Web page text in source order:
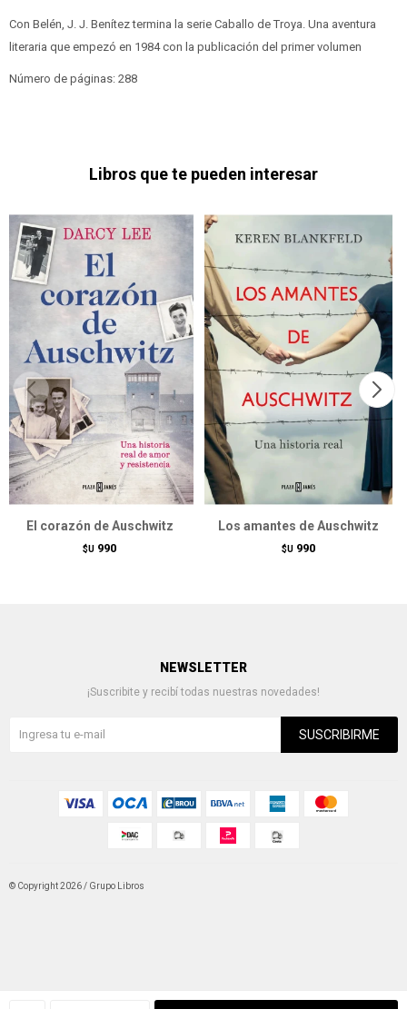
Con Belén, J. J. Benítez termina la serie Caballo de Troya. Una aventura
literaria que empezó en 1984 con la publicación del primer volumen
Número de páginas: 288
Libros que te pueden interesar
El corazón de Auschwitz
$U 990
Los amantes de Auschwitz
$U 990
NEWSLETTER
¡Suscribite y recibí todas nuestras novedades!
SUSCRIBIRME
© Copyright 2026 / Grupo Libros